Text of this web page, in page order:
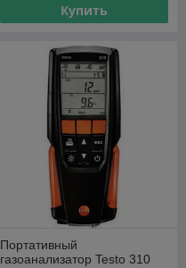
Купить
Портативный
газоанализатор Testo 310